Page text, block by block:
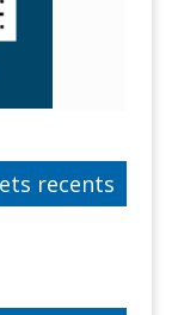
recents